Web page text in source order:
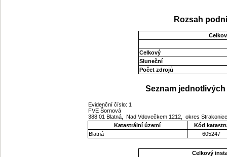
Rozsah
Celkový
Sluneční
Počet zdrojů
Seznam
Evidenční číslo: 1
FVE Šornová
388 01 Blatná, Nad Vdovečkem 1212, okres
Katastrální území
Kód
Blatná
605247
Celkový